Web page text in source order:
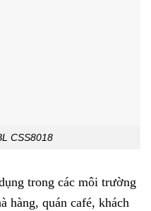
CSS8018
trong các môi trường
hàng, quán café, khách